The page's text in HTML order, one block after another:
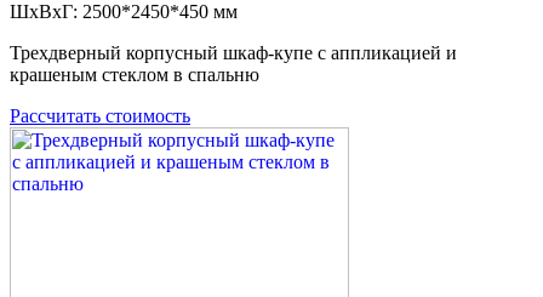
ШxВxГ: 2500*2450*450 мм
Трехдверный корпусный шкаф-купе с аппликацией и
крашеным стеклом в спальню
Рассчитать стоимость